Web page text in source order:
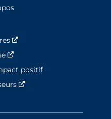
Nouvelle fenêtre
positif